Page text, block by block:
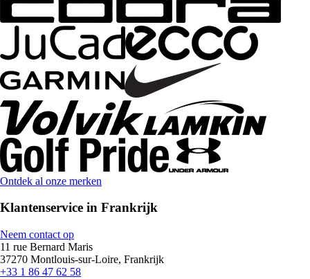
Ontdek al onze merken
Klantenservice in Frankrijk
Neem contact op
11 rue Bernard Maris
37270 Montlouis-sur-Loire, Frankrijk
+33 1 86 47 62 58